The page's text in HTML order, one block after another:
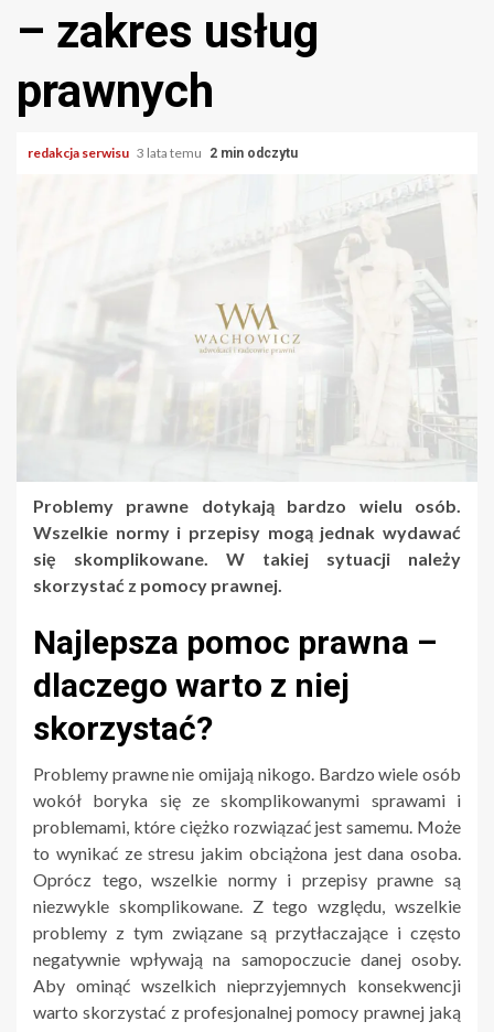
– zakres usług
prawnych
redakcja serwisu 3 lata temu 2 min odczytu
Problemy prawne dotykają bardzo wielu osób.
Wszelkie normy i przepisy mogą jednak wydawać
się skomplikowane. W takiej sytuacji należy
skorzystać z pomocy prawnej.
Najlepsza pomoc prawna –
dlaczego warto z niej
skorzystać?
Problemy prawne nie omijają nikogo. Bardzo wiele osób
wokół boryka się ze skomplikowanymi sprawami i
problemami, które ciężko rozwiązać jest samemu. Może
to wynikać ze stresu jakim obciążona jest dana osoba.
Oprócz tego, wszelkie normy i przepisy prawne są
niezwykle skomplikowane. Z tego względu, wszelkie
problemy z tym związane są przytłaczające i często
negatywnie wpływają na samopoczucie danej osoby.
Aby ominąć wszelkich nieprzyjemnych konsekwencji
warto skorzystać z profesjonalnej pomocy prawnej jaką